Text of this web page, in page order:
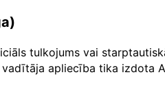
tulkojums vai
apliecība tika izdota